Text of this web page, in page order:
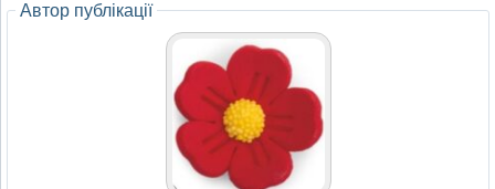
Автор публікації